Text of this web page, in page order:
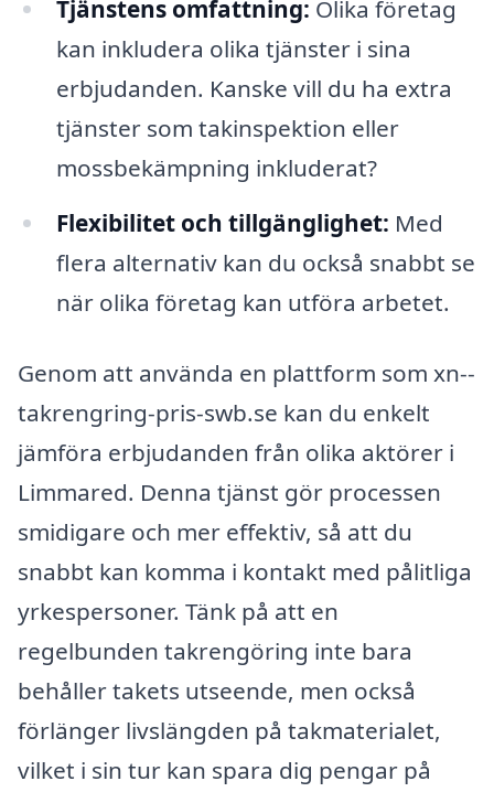
Tjänstens omfattning: Olika företag
kan inkludera olika tjänster i sina
erbjudanden. Kanske vill du ha extra
tjänster som takinspektion eller
mossbekämpning inkluderat?
Flexibilitet och tillgänglighet: Med
flera alternativ kan du också snabbt se
när olika företag kan utföra arbetet.
Genom att använda en plattform som xn--
takrengring-pris-swb.se kan du enkelt
jämföra erbjudanden från olika aktörer i
Limmared. Denna tjänst gör processen
smidigare och mer effektiv, så att du
snabbt kan komma i kontakt med pålitliga
yrkespersoner. Tänk på att en
regelbunden takrengöring inte bara
behåller takets utseende, men också
förlänger livslängden på takmaterialet,
vilket i sin tur kan spara dig pengar på